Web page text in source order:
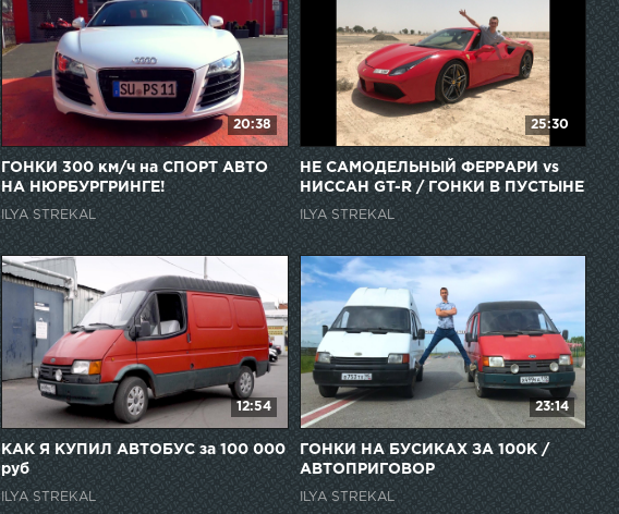
20:38
ГОНКИ 300 км/ч на СПОРТ АВТО
НА НЮРБУРГРИНГЕ!
ILYA STREKAL
25:30
НЕ САМОДЕЛЬНЫЙ ФЕРРАРИ vs
НИССАН GT-R / ГОНКИ В ПУСТЫНЕ
ILYA STREKAL
12:54
КАК Я КУПИЛ АВТОБУС за 100 000
руб
ILYA STREKAL
23:14
ГОНКИ НА БУСИКАХ ЗА 100К /
АВТОПРИГОВОР
ILYA STREKAL